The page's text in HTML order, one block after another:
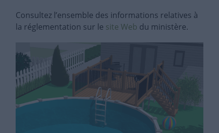
Consultez l’ensemble des informations relatives à
la réglementation sur le site Web du ministère.